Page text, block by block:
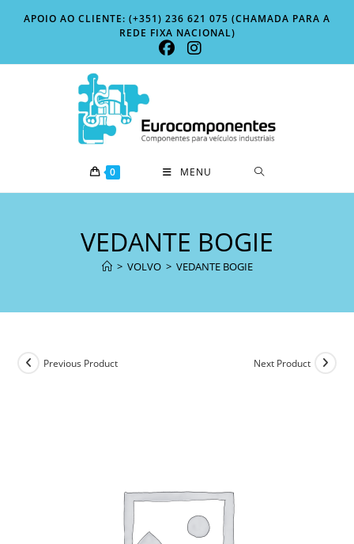
APOIO AO CLIENTE: (+351) 236 621 075 (CHAMADA PARA A
REDE FIXA NACIONAL)
0 MENU
VEDANTE BOGIE
> VOLVO > VEDANTE BOGIE
Previous Product Next Product